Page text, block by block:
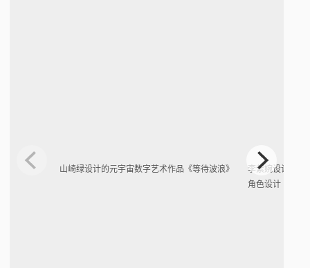
山崎绿设计的元宇宙数字艺术作品《等待波浪》
李紫婉设计的渤
角色设计